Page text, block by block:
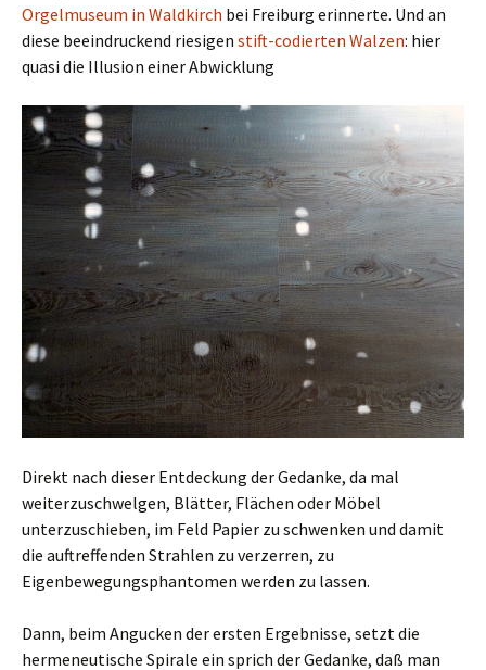
Orgelmuseum in Waldkirch bei Freiburg erinnerte. Und an
diese beeindruckend riesigen stift-codierten Walzen: hier
quasi die Illusion einer Abwicklung
Direkt nach dieser Entdeckung der Gedanke, da mal
weiterzuschwelgen, Blätter, Flächen oder Möbel
unterzuschieben, im Feld Papier zu schwenken und damit
die auftreffenden Strahlen zu verzerren, zu
Eigenbewegungsphantomen werden zu lassen.
Dann, beim Angucken der ersten Ergebnisse, setzt die
hermeneutische Spirale ein sprich der Gedanke, daß man